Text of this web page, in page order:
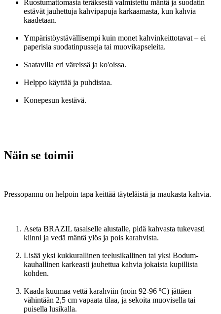
Ruostumattomasta teräksestä valmistettu mäntä ja suodatin
estävät jauhettuja kahvipapuja karkaamasta, kun kahvia
kaadetaan.
Ympäristöystävällisempi kuin monet kahvinkeittotavat – ei
paperisia suodatinpusseja tai muovikapseleita.
Saatavilla eri väreissä ja ko'oissa.
Helppo käyttää ja puhdistaa.
Konepesun kestävä.
Näin se toimii
Pressopannu on helpoin tapa keittää täyteläistä ja maukasta kahvia.
Aseta BRAZIL tasaiselle alustalle, pidä kahvasta tukevasti
kiinni ja vedä mäntä ylös ja pois karahvista.
Lisää yksi kukkurallinen teelusikallinen tai yksi Bodum-
kauhallinen karkeasti jauhettua kahvia jokaista kupillista
kohden.
Kaada kuumaa vettä karahviin (noin 92-96 ºC) jättäen
vähintään 2,5 cm vapaata tilaa, ja sekoita muovisella tai
puisella lusikalla.